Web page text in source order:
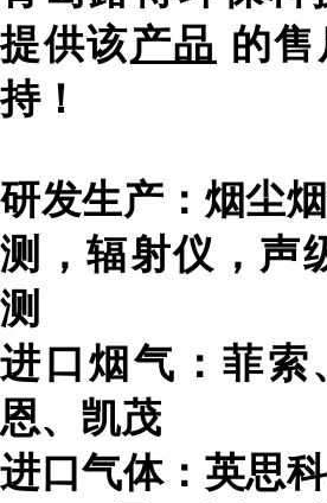
提供该产品 的
持！
研发生产：烟尘
测，辐射仪，声
测
进口烟气：菲索
恩、凯茂
进口气体：英思科